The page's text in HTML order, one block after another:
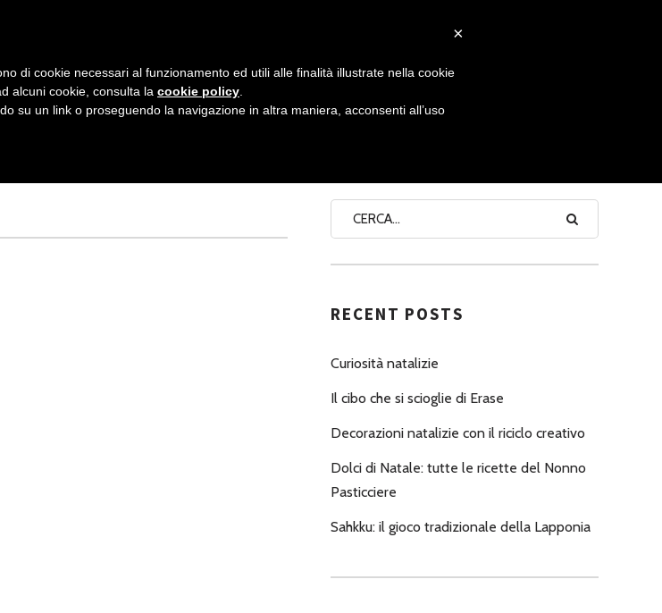
NONNO PASTICCIERE
I
RECENT POSTS
Curiosità natalizie
Il cibo che si scioglie di Erase
Decorazioni natalizie con il riciclo creativo
Dolci di Natale: tutte le ricette del Nonno
Pasticciere
Sahkku: il gioco tradizionale della Lapponia
×
di cookie necessari al funzionamento ed utili alle finalità illustrate nella cookie
alcuni cookie, consulta la cookie policy
su un link o proseguendo la navigazione in altra maniera, acconsenti all’uso